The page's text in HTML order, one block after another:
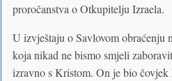
proročanstva o Otkupitelju Izraela.
U izvještaju o Savlovom obraćenju
koja nikad ne bismo smjeli
izravno s Kristom. On je bio